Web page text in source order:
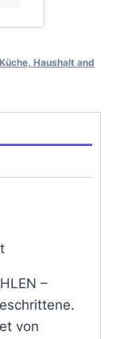
Küche, Haushalt and
–
von